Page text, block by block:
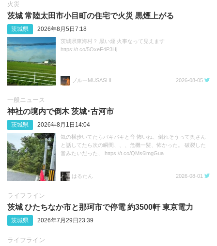
火災
茨城 常陸太田市小目町の住宅で火災 黒煙上がる
茨城県 2026年8月5日7:18
茨城県東海村？ 黒い煙 火事なって見えます
https://t.co/5OxeF4P3Hj
ブルーMUSASHI 2026-08-05
一般ニュース
神社の境内で倒木 茨城･古河市
茨城県 2026年8月1日14:04
気の横歩いてたらバキバキと音 怖いね、倒れそうって奥さん
と話してたら次の瞬間、、、危機一髪、怖かった。 破裂した
音みたいだった、 https://t.co/QMs6imgGua
はるたん 2026-08-01
ライフライン
茨城 ひたちなか市と那珂市で停電 約3500軒 東京電力
茨城県 2026年7月29日23:39
ライフライン